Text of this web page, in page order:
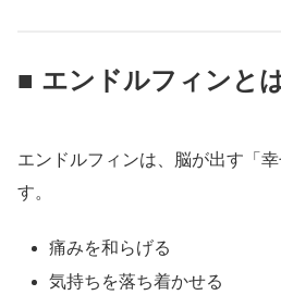
■ エンドルフィンと
エンドルフィンは、脳が出す「
す。
痛みを和らげる
気持ちを落ち着かせる